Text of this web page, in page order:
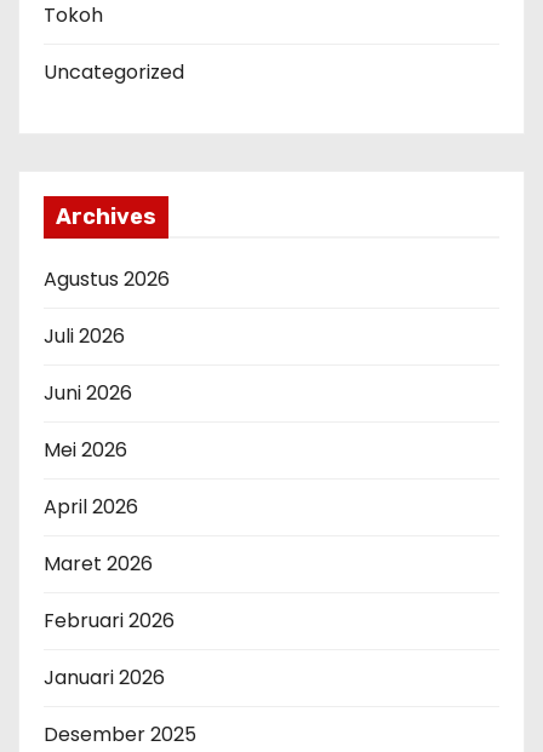
Tokoh
Uncategorized
Archives
Agustus 2026
Juli 2026
Juni 2026
Mei 2026
April 2026
Maret 2026
Februari 2026
Januari 2026
Desember 2025